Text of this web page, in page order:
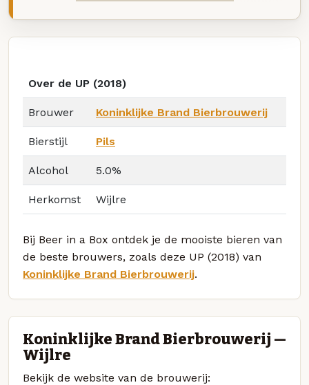
Over de UP (2018)
Brouwer Koninklijke Brand Bierbrouwerij
Bierstijl Pils
Alcohol 5.0%
Herkomst Wijlre
Bij Beer in a Box ontdek je de mooiste bieren van
de beste brouwers, zoals deze UP (2018) van
Koninklijke Brand Bierbrouwerij.
Koninklijke Brand Bierbrouwerij —
Wijlre
Bekijk de website van de brouwerij: